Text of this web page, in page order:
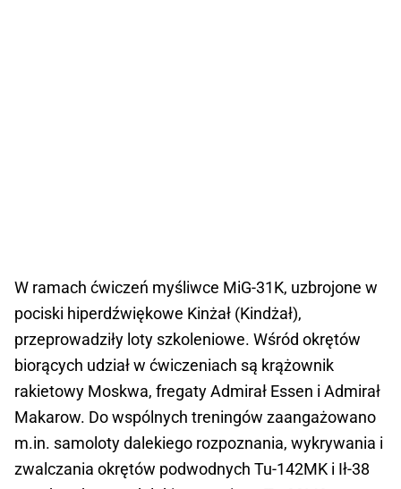
W ramach ćwiczeń myśliwce MiG-31K, uzbrojone w
pociski hiperdźwiękowe Kinżał (Kindżał),
przeprowadziły loty szkoleniowe. Wśród okrętów
biorących udział w ćwiczeniach są krążownik
rakietowy Moskwa, fregaty Admirał Essen i Admirał
Makarow. Do wspólnych treningów zaangażowano
m.in. samoloty dalekiego rozpoznania, wykrywania i
zwalczania okrętów podwodnych Tu-142MK i Ił-38